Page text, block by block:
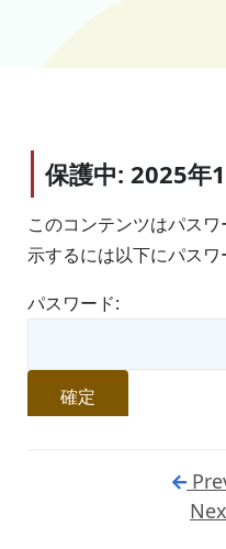
保護中: 2025年
このコンテンツはパス
示するには以下にパス
パスワード: